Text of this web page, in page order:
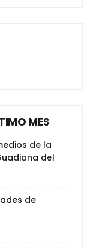
MES
de la
del
de